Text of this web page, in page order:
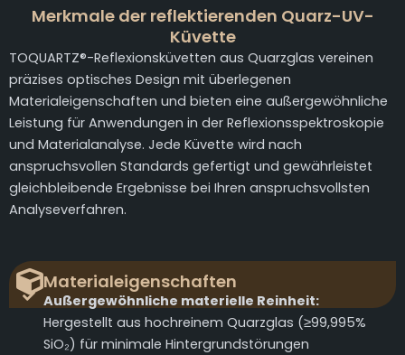
Merkmale der reflektierenden Quarz-UV-
Küvette
TOQUARTZ®-Reflexionsküvetten aus Quarzglas vereinen
präzises optisches Design mit überlegenen
Materialeigenschaften und bieten eine außergewöhnliche
Leistung für Anwendungen in der Reflexionsspektroskopie
und Materialanalyse. Jede Küvette wird nach
anspruchsvollen Standards gefertigt und gewährleistet
gleichbleibende Ergebnisse bei Ihren anspruchsvollsten
Analyseverfahren.
Materialeigenschaften
Außergewöhnliche materielle Reinheit:
Hergestellt aus hochreinem Quarzglas (≥99,995%
SiO₂) für minimale Hintergrundstörungen